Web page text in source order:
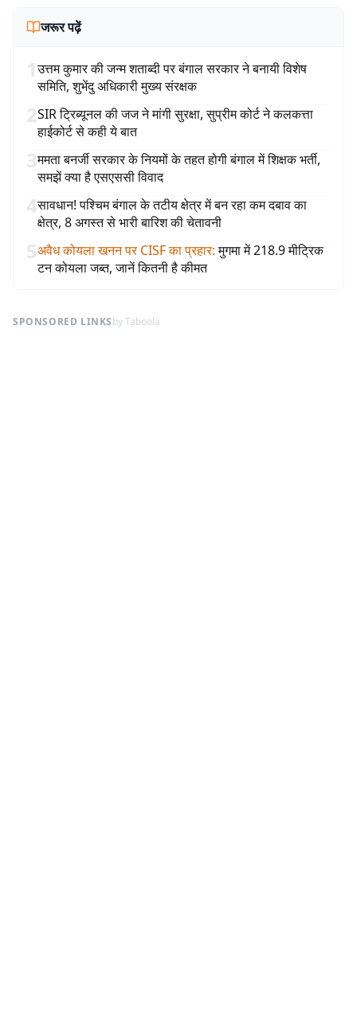
जरूर पढ़ें
1उत्तम कुमार की जन्म शताब्दी पर बंगाल सरकार ने बनायी विशेष
समिति, शुभेंदु अधिकारी मुख्य संरक्षक
2SIR ट्रिब्यूनल की जज ने मांगी सुरक्षा, सुप्रीम कोर्ट ने कलकत्ता
हाईकोर्ट से कही ये बात
3ममता बनर्जी सरकार के नियमों के तहत होगी बंगाल में शिक्षक भर्ती,
समझें क्या है एसएससी विवाद
4सावधान! पश्चिम बंगाल के तटीय क्षेत्र में बन रहा कम दबाव का
क्षेत्र, 8 अगस्त से भारी बारिश की चेतावनी
5अवैध कोयला खनन पर CISF का प्रहार: मुगमा में 218.9 मीट्रिक
टन कोयला जब्त, जानें कितनी है कीमत
SPONSORED LINKSby Taboola